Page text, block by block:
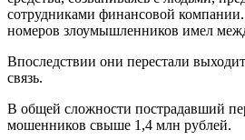
сотрудниками финансовой
номеров злоумышленников имел
Впоследствии они перестали
связь.
В общей сложности пострадавший
мошенников свыше 1,4 млн рублей.